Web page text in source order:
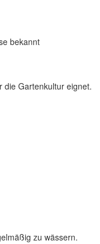
bekannt
die Gartenkultur eignet.
zu wässern.